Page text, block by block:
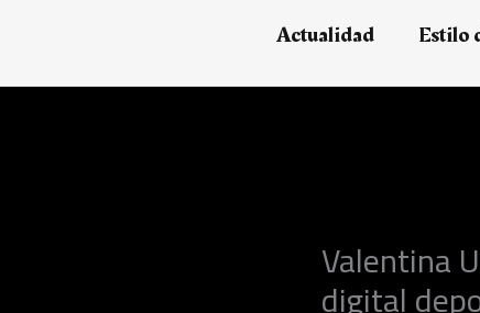
Actualidad Estilo
Valentina
digital